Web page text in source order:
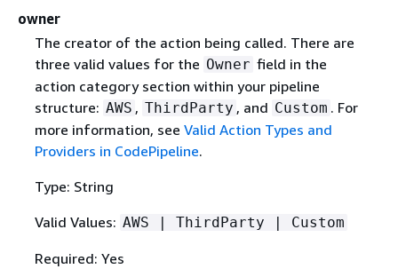
owner
The creator of the action being called. There are
three valid values for the Owner field in the
action category section within your pipeline
structure: AWS , ThirdParty , and Custom . For
more information, see Valid Action Types and
Providers in CodePipeline.
Type: String
Valid Values: AWS | ThirdParty | Custom
Required: Yes